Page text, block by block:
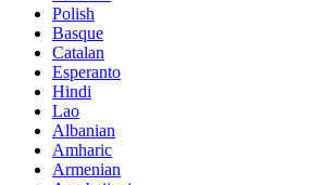
Polish
Basque
Catalan
Esperanto
Hindi
Lao
Albanian
Amharic
Armenian